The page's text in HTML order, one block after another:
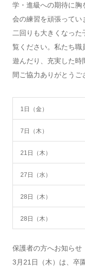
学・進級への期待に胸
会の練習を頑張ってい
二回りも大きくなった
覧ください。私たち職
遊んだり、充実した時
間ご協力ありがとうご
1日（金）
7日（木）
21日（木）
27日（水）
28日（木）
28日（木）
保護者の方へお知らせ
3月21日（木）は、卒